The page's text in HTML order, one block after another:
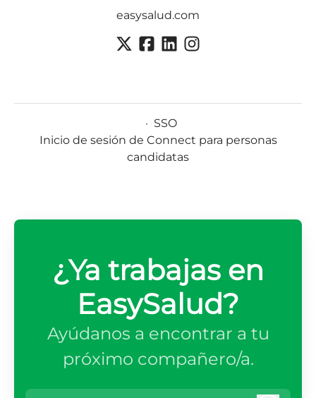
easysalud.com
· SSO
Inicio de sesión de Connect para personas
candidatas
¿Ya trabajas en
EasySalud?
Ayúdanos a encontrar a tu
próximo compañero/a.